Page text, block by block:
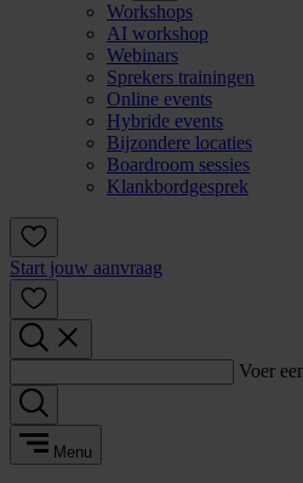
Workshops
AI workshop
Webinars
Sprekers trainingen
Online events
Hybride events
Bijzondere locaties
Boardroom sessies
Klankbordgesprek
Start jouw aanvraag
Voer
Menu